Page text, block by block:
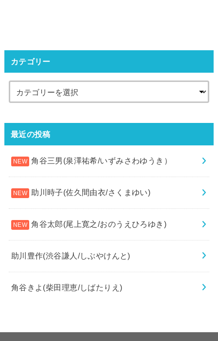
カテゴリー
最近の投稿
角谷三男(泉澤祐希/いずみさわゆうき）
助川時子(佐久間由衣/さくまゆい)
角谷太郎(尾上寛之/おのうえひろゆき)
助川豊作(渋谷謙人/しぶやけんと)
角谷きよ(柴田理恵/しばたりえ)